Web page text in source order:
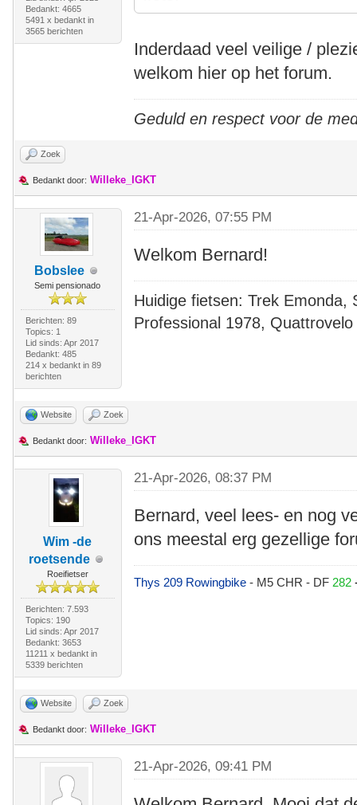
Bedankt: 4665
5491 x bedankt in
3565 berichten
Inderdaad veel veilige /
welkom hier op het forum.
Geduld en respect voor de
Zoek
Bedankt door: Willeke_IGKT
Bobslee
Semi pensionado
Berichten: 89
Topics: 1
Lid sinds: Apr 2017
Bedankt: 485
214 x bedankt in 89
berichten
21-Apr-2026, 07:55 PM
Welkom Bernard!
Huidige fietsen: Trek Emonda,
Professional 1978, Quattrovelo
Website Zoek
Bedankt door: Willeke_IGKT
Wim -de
roetsende
Roeifietser
Berichten: 7.593
Topics: 190
Lid sinds: Apr 2017
Bedankt: 3653
11211 x bedankt in
5339 berichten
21-Apr-2026, 08:37 PM
Bernard, veel lees- en nog
ons meestal erg gezellige
Thys 209 Rowingbike- M5 CHR - DF 282
Website Zoek
Bedankt door: Willeke_IGKT
21-Apr-2026, 09:41 PM